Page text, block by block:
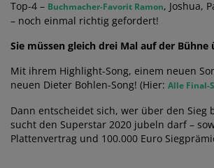
Top-4 – Buchmacher-Favorit Ramon, Joshua,
– noch einmal richtig gefordert!
Sie müssen gleich drei Mal auf der Bühne
Mit ihrem Highlight-Song, einem neuen
neuen Dieter Bohlen-Song! (Hier: Alle Final-
Dann entscheidet sich, wer über den Sieg
sucht den Superstar 2020 jubeln darf –
Plattenvertrag und 100.000 Euro